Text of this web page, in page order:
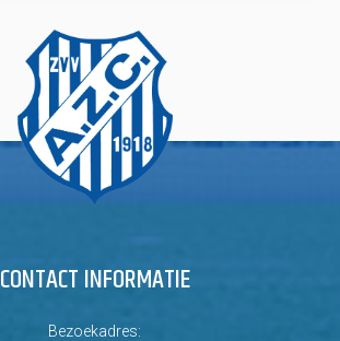
CONTACT INFORMATIE
Bezoekadres: